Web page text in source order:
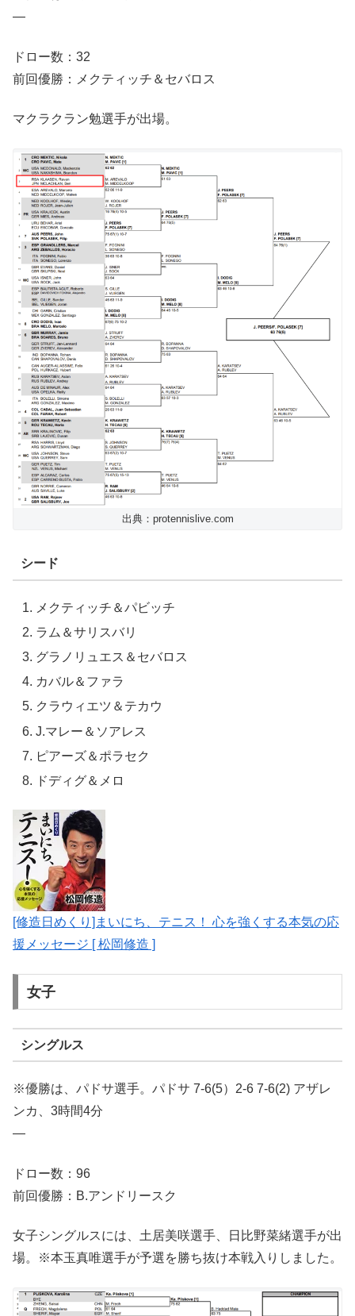
—
ドロー数：32
前回優勝：メクティッチ＆セバロス
マクラクラン勉選手が出場。
出典：protennislive.com
シード
メクティッチ＆パビッチ
ラム＆サリスバリ
グラノリュエス＆セバロス
カバル＆ファラ
クラウィエツ＆テカウ
J.マレー＆ソアレス
ピアーズ＆ポラセク
ドディグ＆メロ
[修造日めくり]まいにち、テニス！ 心を強くする本気の応
援メッセージ [ 松岡修造 ]
女子
シングルス
※優勝は、パドサ選手。パドサ 7-6(5）2-6 7-6(2) アザレ
ンカ、3時間4分
—
ドロー数：96
前回優勝：B.アンドリースク
女子シングルスには、土居美咲選手、日比野菜緒選手が出
場。※本玉真唯選手が予選を勝ち抜け本戦入りしました。